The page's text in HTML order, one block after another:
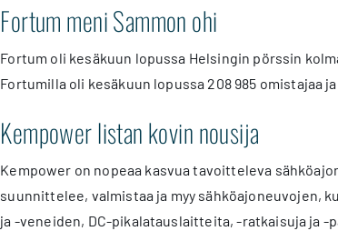
Fortum meni Sammon ohi
Fortum oli kesäkuun lopussa Helsingin pörssin
Fortumilla oli kesäkuun lopussa 208 985 omistajaa ja
Kempower listan kovin nousija
Kempower on nopeaa kasvua tavoitteleva
suunnittelee, valmistaa ja myy sähköajoneuvojen,
ja ‑veneiden, DC‑pikalatauslaitteita, ‑ratkaisuja ja